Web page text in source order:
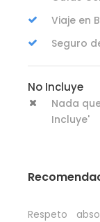
Viaje en
Seguro
No Incluye
Nada
Incluye'
Respeto